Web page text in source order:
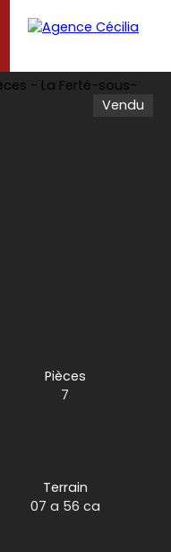
Vendu
Pièces
7
Terrain
07 a 56 ca